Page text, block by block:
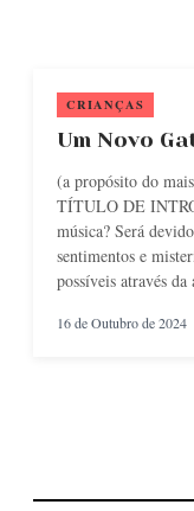
CRIANÇAS
Um Novo
(a propósito do
TÍTULO DE
música? Será
sentimentos e
possíveis através da
16 de Outubro de 2024